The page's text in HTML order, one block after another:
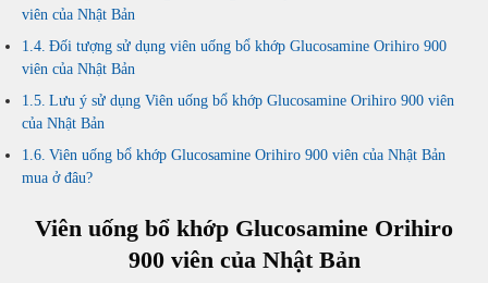
viên của Nhật Bản
Đối tượng sử dụng viên uống bổ khớp Glucosamine Orihiro 900
viên của Nhật Bản
Lưu ý sử dụng Viên uống bổ khớp Glucosamine Orihiro 900 viên
của Nhật Bản
Viên uống bổ khớp Glucosamine Orihiro 900 viên của Nhật Bản
mua ở đâu?
Viên uống bổ khớp Glucosamine Orihiro
900 viên của Nhật Bản